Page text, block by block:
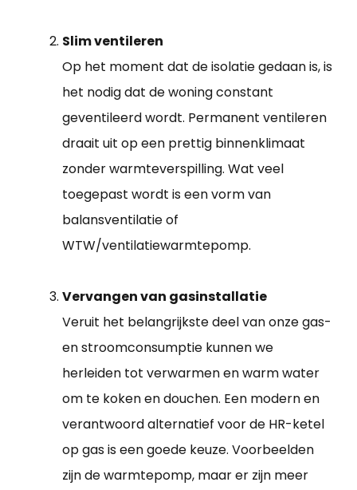
Slim ventileren
Op het moment dat de isolatie gedaan is, is
het nodig dat de woning constant
geventileerd wordt. Permanent ventileren
draait uit op een prettig binnenklimaat
zonder warmteverspilling. Wat veel
toegepast wordt is een vorm van
balansventilatie of
WTW/ventilatiewarmtepomp.
Vervangen van gasinstallatie
Veruit het belangrijkste deel van onze gas-
en stroomconsumptie kunnen we
herleiden tot verwarmen en warm water
om te koken en douchen. Een modern en
verantwoord alternatief voor de HR-ketel
op gas is een goede keuze. Voorbeelden
zijn de warmtepomp, maar er zijn meer